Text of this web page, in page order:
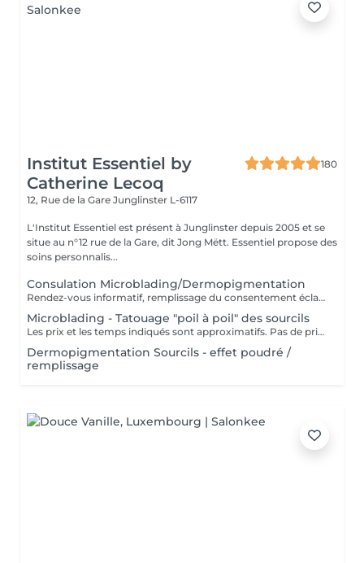
Institut Essentiel by
Catherine Lecoq
180
12, Rue de la Gare Junglinster L-6117
L'Institut Essentiel est présent à Junglinster depuis 2005 et se
situe au n°12 rue de la Gare, dit Jong Mëtt. Essentiel propose des
soins personnalis...
Consulation Microblading/Dermopigmentation
Rendez-vous informatif, remplissage du consentement éclairé pour la réalisation d'un acte de tatouage. Évaluation du tatouage à réaliser, choix de la technique la mieux adaptée. La consultation est considérée comme un acompte si prise de rendez-vous pour le tatouage endéans les 15 jours.
Microblading - Tatouage "poil à poil" des sourcils
Les prix et les temps indiqués sont approximatifs. Pas de prise de rendez-vous sans consultation préalable. Réservable en ligne ou par téléphone.
Dermopigmentation Sourcils - effet poudré /
remplissage